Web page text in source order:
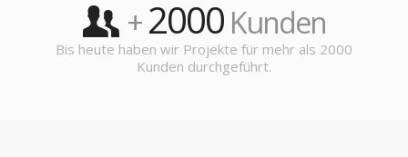
+2000Kunden
Bis heute haben wir Projekte für mehr als 2000
Kunden durchgeführt.